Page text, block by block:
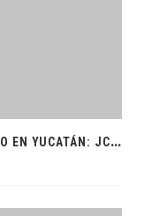
Q
UEREMOS ATERRIZAR ESTE PROYECTO EN YUCATÁN: JCRM